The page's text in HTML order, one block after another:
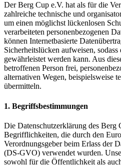
Der Berg Cup e.V. hat als für die
zahlreiche technische und
um einen möglichst lückenlosen
verarbeiteten personenbezogenen
können Internetbasierte
Sicherheitslücken aufweisen,
gewährleistet werden kann. Aus
betroffenen Person frei,
alternativen Wegen, beispielsweise
übermitteln.
1. Begriffsbestimmungen
Die Datenschutzerklärung des Berg
Begrifflichkeiten, die durch den
Verordnungsgeber beim Erlass der
(DS-GVO) verwendet wurden.
sowohl für die Öffentlichkeit als